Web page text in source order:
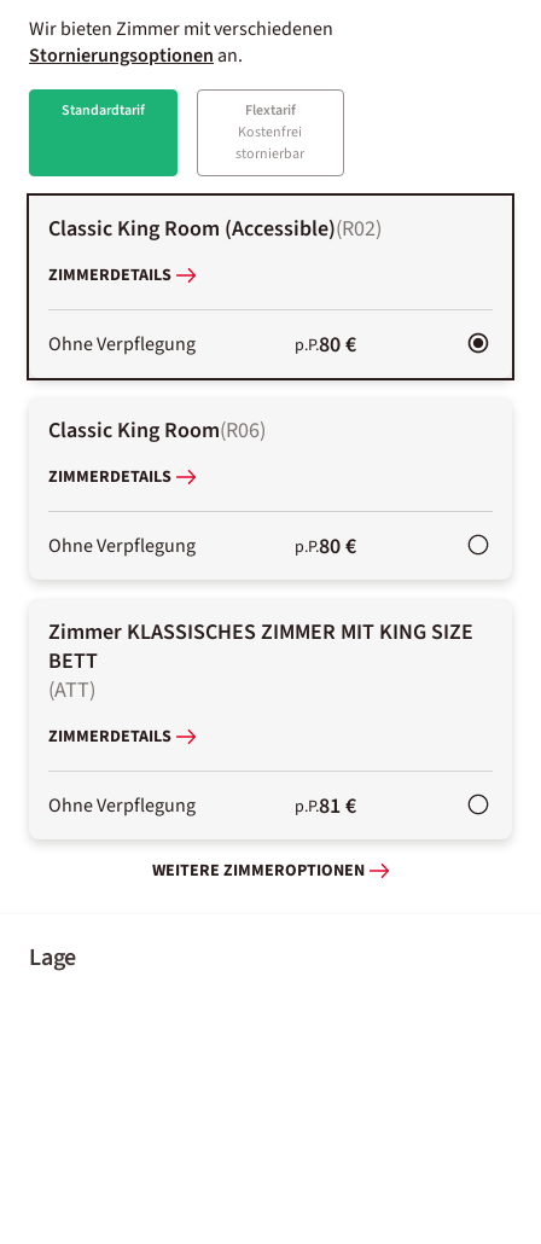
Wir bieten Zimmer mit verschiedenen
Stornierungsoptionenan.
Standardtarif
Flextarif
Kostenfrei
stornierbar
Classic King Room (Accessible)(R02)
ZIMMERDETAILS
Ohne Verpflegung p.P.80 €
Classic King Room(R06)
ZIMMERDETAILS
Ohne Verpflegung p.P.80 €
Zimmer KLASSISCHES ZIMMER MIT KING SIZE
BETT
(ATT)
ZIMMERDETAILS
Ohne Verpflegung p.P.81 €
WEITERE ZIMMEROPTIONEN
Lage